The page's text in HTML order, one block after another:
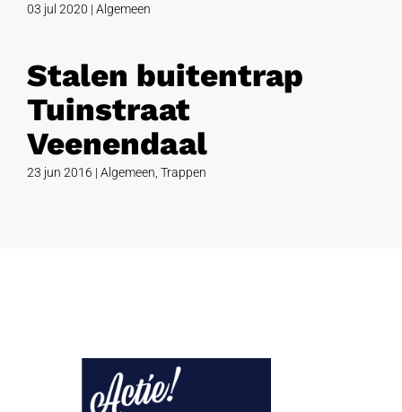
03 jul 2020 | Algemeen
Stalen buitentrap
Tuinstraat
Veenendaal
23 jun 2016 | Algemeen Trappen